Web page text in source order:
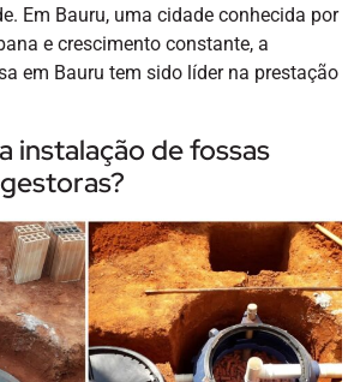
Em Bauru, uma cidade conhecida por
e crescimento constante, a
em Bauru tem sido líder na prestação
instalação de fossas